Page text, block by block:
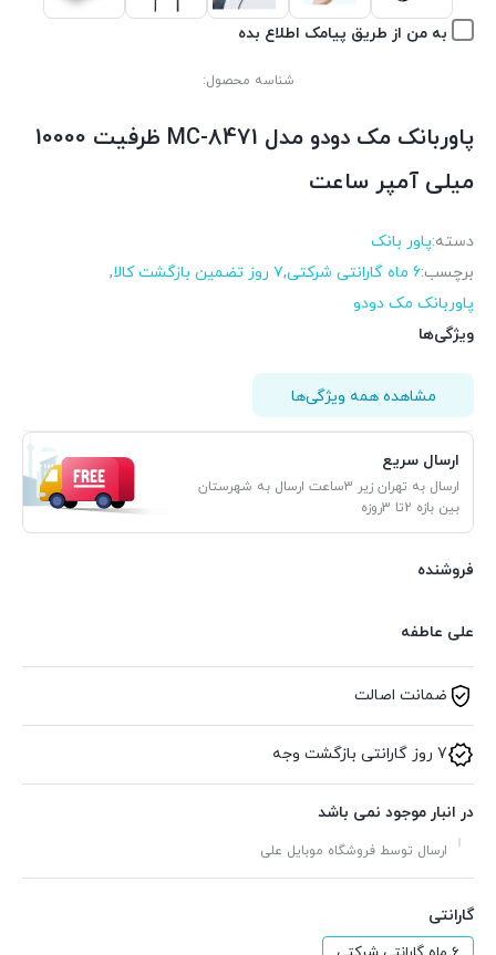
به من از طریق پیامک اطلاع بده
شناسه محصول:
پاوربانک مک دودو مدل MC-8471 ظرفیت 10000
میلی آمپر ساعت
دسته:پاور بانک
برچسب:6 ماه گارانتی شرکتی ,۷ روز تضمین بازگشت کالا
,
پاوربانک مک دودو
ویژگی‌ها
مشاهده همه ویژگی‌ها
ارسال سریع
ارسال به تهران زیر 3ساعت ارسال به شهرستان
بین بازه 2تا 3روزه
فروشنده
علی عاطفه
ضمانت اصالت
7 روز گارانتی بازگشت وجه
در انبار موجود نمی باشد
ارسال توسط فروشگاه موبایل علی
گارانتی